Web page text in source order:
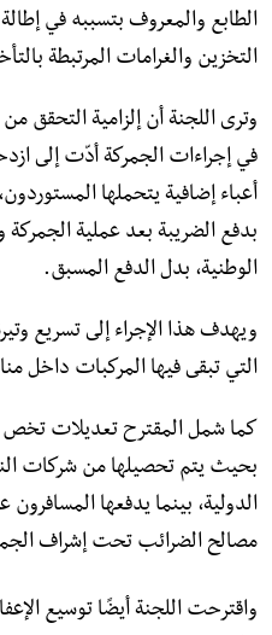
الطابع والمعروف بتسببه في
التخزين والغرامات المرتبطة
وترى اللجنة أن إلزامية التحقق
في إجراءات الجمركة أدّت إلى
أعباء إضافية يتحملها
بدفع الضريبة بعد عملية
الوطنية، بدل الدفع المسبق.
ويهدف هذا الإجراء إلى تسريع
التي تبقى فيها المركبات داخل
كما شمل المقترح تعديلات تخص
بحيث يتم تحصيلها من شركات
الدولية، بينما يدفعها
مصالح الضرائب تحت إشراف
واقترحت اللجنة أيضًا توسيع